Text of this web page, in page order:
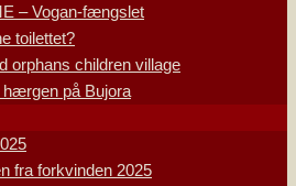
– Vogan-fængslet
toilettet?
orphans children village
på Bujora
fra forkvinden 2025